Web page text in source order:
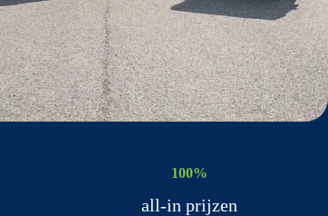
100%
all-in prijzen